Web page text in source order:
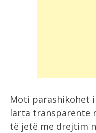
Moti parashikohet
larta transparente
të jetë me drejtim